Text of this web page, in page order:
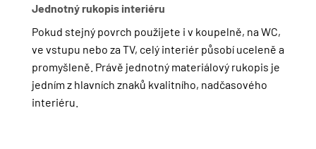
Jednotný rukopis interiéru
Pokud stejný povrch použijete i v koupelně, na WC,
ve vstupu nebo za TV, celý interiér působí uceleně a
promyšleně. Právě jednotný materiálový rukopis je
jedním z hlavních znaků kvalitního, nadčasového
interiéru.